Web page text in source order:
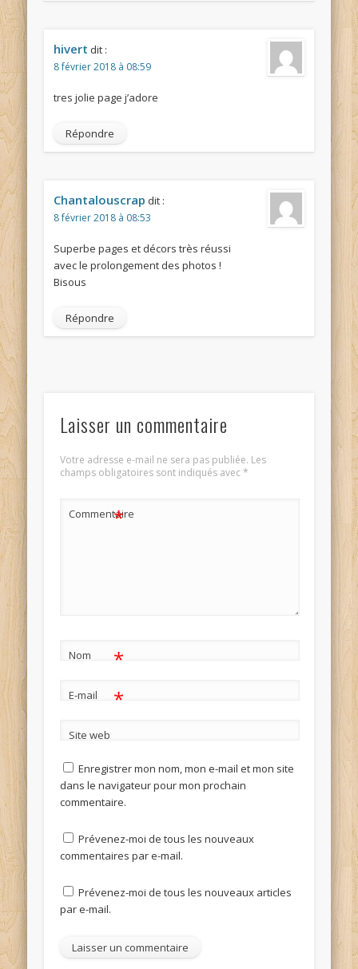
hivert dit :
8 février 2018 à 08:59
tres jolie page j’adore
Répondre
Chantalouscrap dit :
8 février 2018 à 08:53
Superbe pages et décors très réussi
avec le prolongement des photos !
Bisous
Répondre
Laisser un commentaire
Votre adresse e-mail ne sera pas publiée. Les
champs obligatoires sont indiqués avec*
Commentaire
*
Nom *
E-mail *
Site web
Enregistrer mon nom, mon e-mail et mon site
dans le navigateur pour mon prochain
commentaire.
Prévenez-moi de tous les nouveaux
commentaires par e-mail.
Prévenez-moi de tous les nouveaux articles
par e-mail.